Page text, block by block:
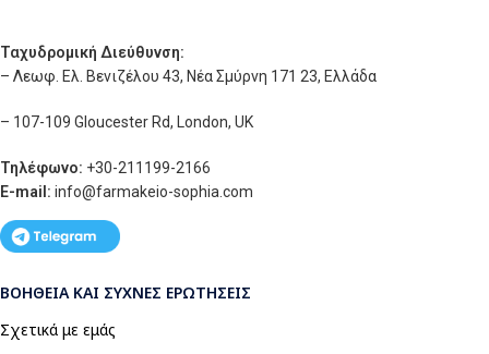
Ταχυδρομική Διεύθυνση:
– Λεωφ. Ελ. Βενιζέλου 43, Νέα Σμύρνη 171 23, Ελλάδα
– 107-109 Gloucester Rd, London, UK
Τηλέφωνο: +30-211199-2166
E-mail: info@farmakeio-sophia.com
ΒΟΉΘΕΙΑ ΚΑΙ ΣΥΧΝΈΣ ΕΡΩΤΉΣΕΙΣ
Σχετικά με εμάς